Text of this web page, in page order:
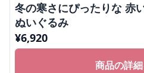
冬の寒さにぴったりな 赤
ぬいぐるみ
¥6,920
商品の詳